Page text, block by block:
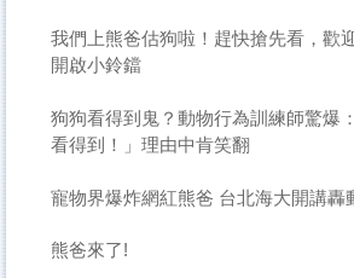
我們上熊爸估狗啦！趕快搶先看，歡
開啟小鈴鐺
狗狗看得到鬼？動物行為訓練師驚爆
看得到！」理由中肯笑翻
寵物界爆炸網紅熊爸 台北海大開講轟
熊爸來了!